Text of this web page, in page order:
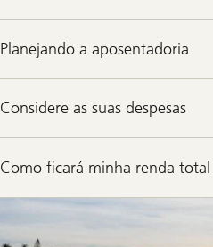
Planejando a aposentadoria
Considere as suas despesas
Como ficará minha renda